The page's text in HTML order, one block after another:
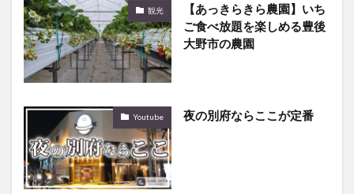
観光
【あっきらきら農園】いち
ご食べ放題を楽しめる豊後
大野市の農園
Youtube 夜の別府ならここが定番